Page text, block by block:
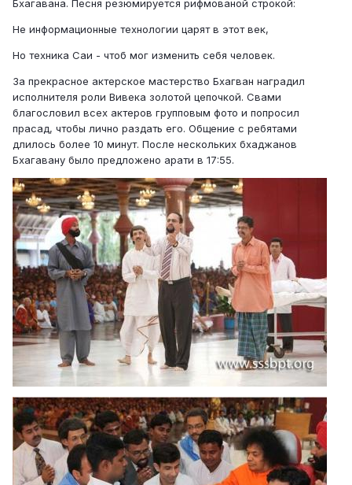
Бхагавана. Песня резюмируется рифмованой строкой:
Не информационные технологии царят в этот век,
Но техника Саи - чтоб мог изменить себя человек.
За прекрасное актерское мастерство Бхагван наградил
исполнителя роли Вивека золотой цепочкой. Свами
благословил всех актеров групповым фото и попросил
прасад, чтобы лично раздать его. Общение с ребятами
длилось более 10 минут. После нескольких бхаджанов
Бхагавану было предложено арати в 17:55.